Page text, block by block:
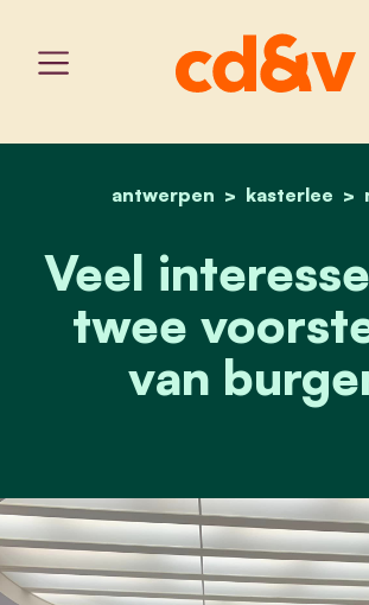
home
antwerpen kasterlee
veel
Veel
twee
van